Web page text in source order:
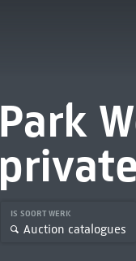
Park
IS SOORT WERK
Auction catalogues